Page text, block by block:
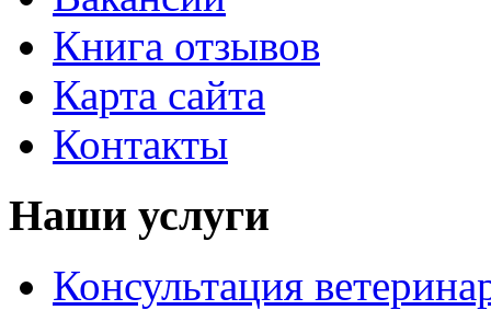
Книга отзывов
Карта сайта
Контакты
Наши услуги
Консультация